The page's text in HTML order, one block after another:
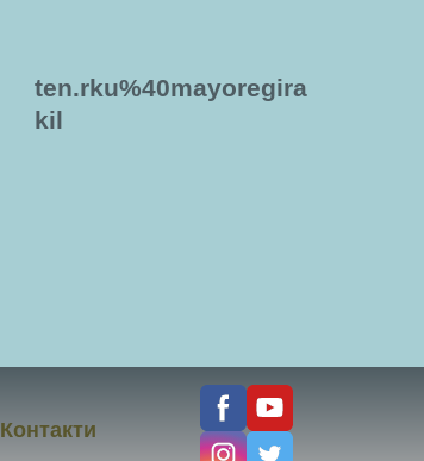
ten.rku%40mayoregira
kil
Контакти